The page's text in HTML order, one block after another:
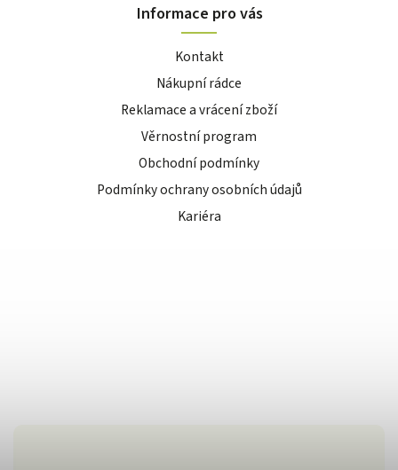
Informace pro vás
Kontakt
Nákupní rádce
Reklamace a vrácení zboží
Věrnostní program
Obchodní podmínky
Podmínky ochrany osobních údajů
Kariéra